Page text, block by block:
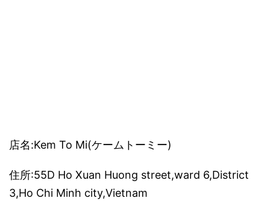
店名:Kem To Mi(ケームトーミー)
住所:55D Ho Xuan Huong street,ward 6,District
3,Ho Chi Minh city,Vietnam